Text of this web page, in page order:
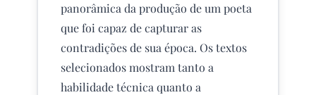
panorâmica da produção de um poeta
que foi capaz de capturar as
contradições de sua época. Os textos
selecionados mostram tanto a
habilidade técnica quanto a